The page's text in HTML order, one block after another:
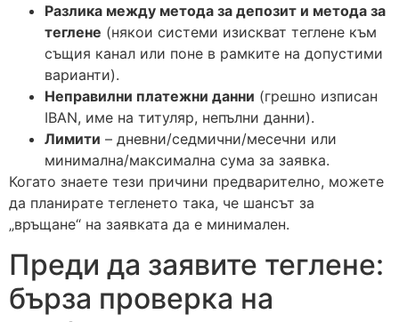
Разлика между метода за депозит и метода за
теглене (някои системи изискват теглене към
същия канал или поне в рамките на допустими
варианти).
Неправилни платежни данни (грешно изписан
IBAN, име на титуляр, непълни данни).
Лимити – дневни/седмични/месечни или
минимална/максимална сума за заявка.
Когато знаете тези причини предварително, можете
да планирате тегленето така, че шансът за
„връщане“ на заявката да е минимален.
Преди да заявите теглене:
бърза проверка на